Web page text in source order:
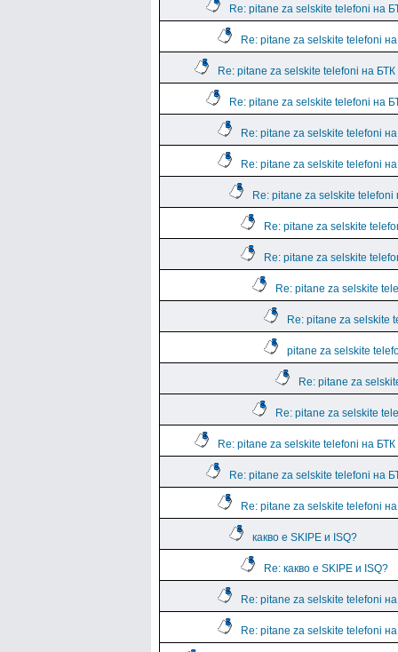
Re: pitane za selskite telefoni на
Re: pitane za selskite telefoni
Re: pitane za selskite telefoni на БТК
Re: pitane za selskite telefoni на
Re: pitane za selskite telefoni
Re: pitane za selskite telefoni
Re: pitane za selskite telefoni
Re: pitane za selskite
Re: pitane za selskite
Re: pitane za selskite
Re: pitane za selskite
pitane za selskite
Re: pitane za
Re: pitane za selskite
Re: pitane za selskite telefoni на БТК
Re: pitane za selskite telefoni на
Re: pitane za selskite telefoni
какво е SKIPE и ISQ?
Re: какво е SKIPE и ISQ?
Re: pitane za selskite telefoni
Re: pitane za selskite telefoni